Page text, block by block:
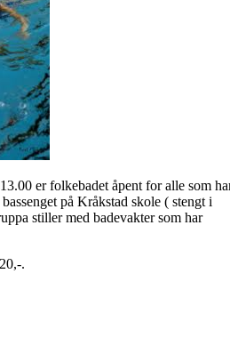
er folkebadet åpent for alle som
på Kråkstad skole ( stengt i
stiller med badevakter som har
.